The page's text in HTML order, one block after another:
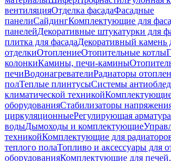
вентиляцияОтделка фасадаФасадные
панелиСайдингКомплектующие для
панелейДекоративные штукатурки для
плитка для фасадаДекоративный камень
отделкиОтоплениеОтопительные котлы
колонкиКамины, печи-камины
печиВодонагревателиРадиаторы
полТеплые плинтусыСистемы
климатической техникойКомплектующие
оборудованияСтабилизаторы
циркуляционныеРегулирующая арматура
водыДымоходы и комплектующие
техникойКомплектующие для
теплого полаТопливо и аксессуары для
оборудованияКомплектующие для